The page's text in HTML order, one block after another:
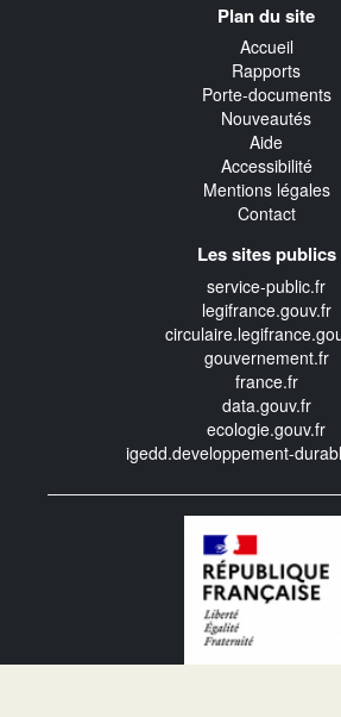
Plan du site
Accueil
Rapports
Porte-documents
Nouveautés
Aide
Accessibilité
Mentions légales
Contact
Les sites publics
service-public.fr
legifrance.gouv.fr
gouvernement.fr
france.fr
data.gouv.fr
ecologie.gouv.fr
igedd.developpement-